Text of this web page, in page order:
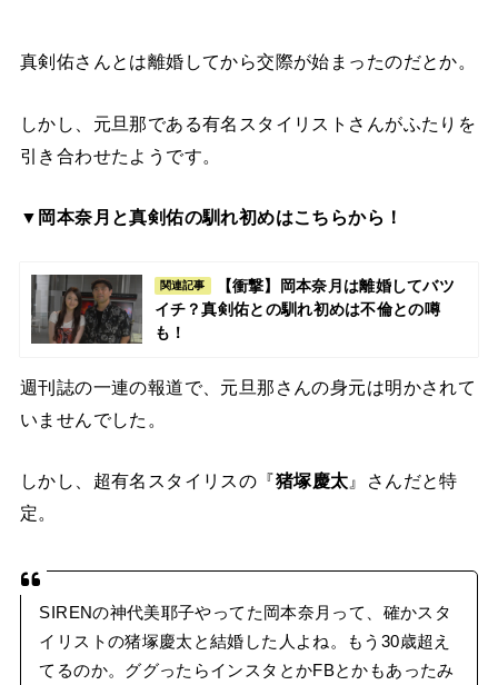
真剣佑さんとは離婚してから交際が始まったのだとか。
しかし、元旦那である有名スタイリストさんがふたりを
引き合わせたようです。
▼岡本奈月と真剣佑の馴れ初めはこちらから！
関連記事
【衝撃】岡本奈月は離婚してバツ
イチ？真剣佑との馴れ初めは不倫との噂
も！
週刊誌の一連の報道で、元旦那さんの身元は明かされて
いませんでした。
しかし、超有名スタイリスの『猪塚慶太 』さんだと特
定。
SIRENの神代美耶子やってた岡本奈月って、確かスタ
イリストの猪塚慶太と結婚した人よね。もう30歳超え
てるのか。ググったらインスタとかFBとかもあったみ